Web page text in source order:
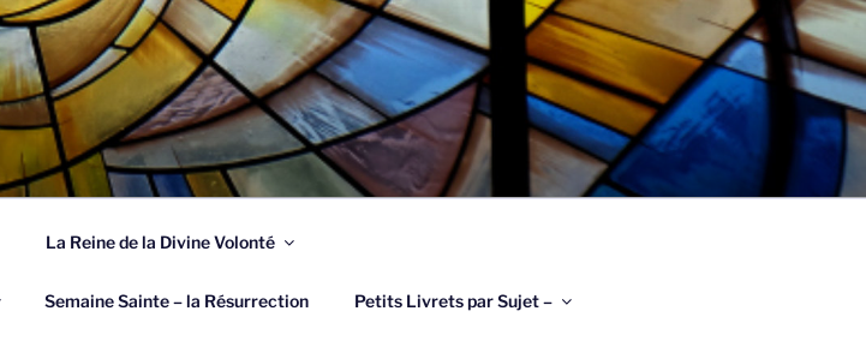
La Reine de la Divine Volonté
Semaine Sainte – la Résurrection Petits Livrets par Sujet –